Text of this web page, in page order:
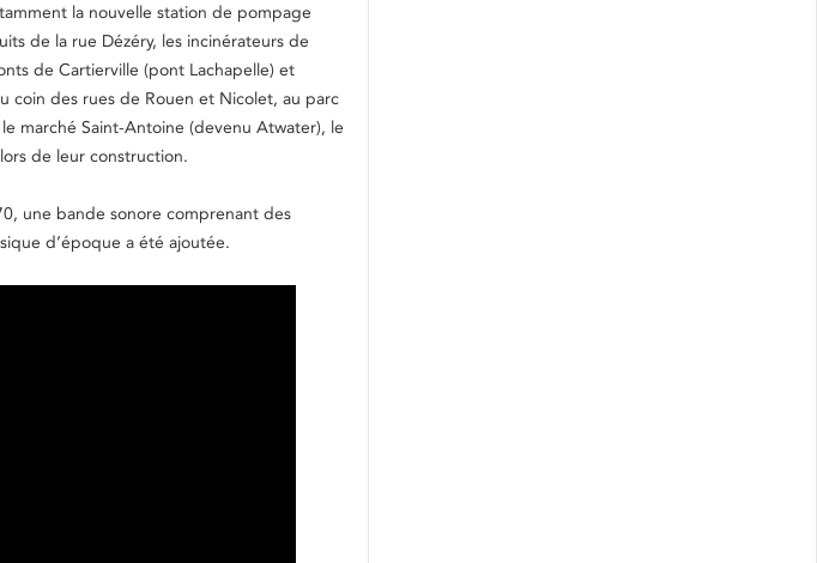
la nouvelle station de pompage
de la rue Dézéry, les incinérateurs de
de Cartierville (pont Lachapelle) et
coin des rues de Rouen et Nicolet, au parc
marché Saint-Antoine (devenu Atwater), le
de leur construction.
une bande sonore comprenant des
d’époque a été ajoutée.